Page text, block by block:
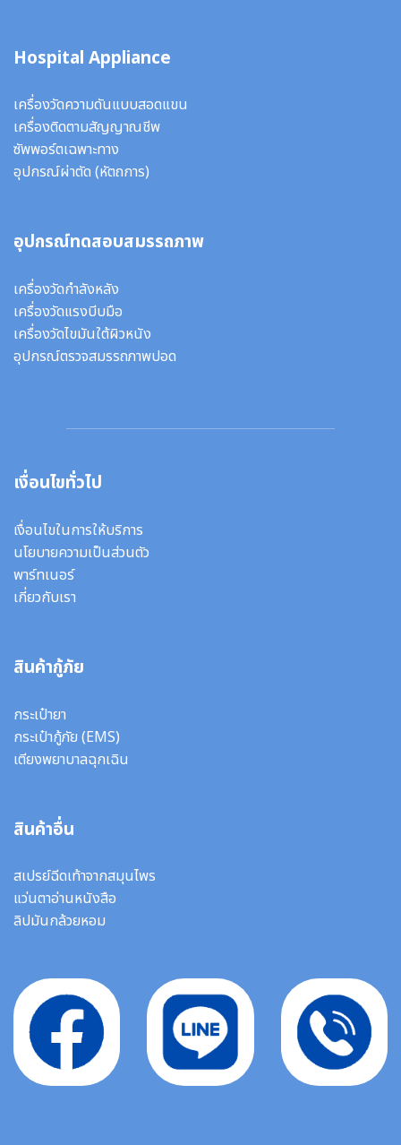
Hospital Appliance
เครื่องวัดความดันแบบสอดแขน
เครื่องติดตามสัญญาณชีพ
ซัพพอร์ตเฉพาะทาง
อุปกรณ์ผ่าตัด (หัตถการ)
อุปกรณ์ทดสอบสมรรถภาพ
เครื่องวัดกำลังหลัง
เครื่องวัดแรงบีบมือ
เครื่องวัดไขมันใต้ผิวหนัง
อุปกรณ์ตรวจสมรรถภาพปอด
เงื่อนไขทั่วไป
เงื่อนไขในการให้บริการ
นโยบายความเป็นส่วนตัว
พาร์ทเนอร์
เกี่ยวกับเรา
สินค้ากู้ภัย
กระเป๋ายา
กระเป๋ากู้ภัย (EMS)
เตียงพยาบาลฉุกเฉิน
สินค้าอื่น
สเปรย์ฉีดเท้าจากสมุนไพร
แว่นตาอ่านหนังสือ
ลิปมันกล้วยหอม